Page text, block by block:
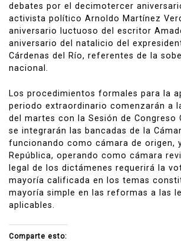
debates por el decimotercer
activista político Arnoldo Martínez
aniversario luctuoso del escritor
aniversario del natalicio del
Cárdenas del Río, referentes de la
nacional.
Los procedimientos formales para la
periodo extraordinario comenzarán a
del martes con la Sesión de Congreso
se integrarán las bancadas de la
funcionando como cámara de origen,
República, operando como cámara
legal de los dictámenes requerirá la
mayoría calificada en los temas
mayoría simple en las reformas a las
aplicables.
Comparte esto: